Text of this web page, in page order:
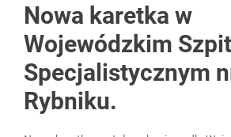
Nowa karetka w
Wojewódzkim
Specjalistycznym
Rybniku.